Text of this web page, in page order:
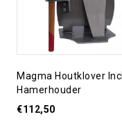
Magma Houtklover Incl.
Hamerhouder
€112,50